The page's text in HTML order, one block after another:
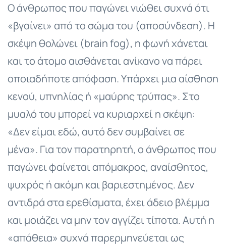
Ο άνθρωπος που παγώνει νιώθει συχνά ότι
«βγαίνει» από το σώμα του (αποσύνδεση). Η
σκέψη θολώνει (brain fog), η φωνή χάνεται
και το άτομο αισθάνεται ανίκανο να πάρει
οποιαδήποτε απόφαση. Υπάρχει μια αίσθηση
κενού, υπνηλίας ή «μαύρης τρύπας». Στο
μυαλό του μπορεί να κυριαρχεί η σκέψη:
«Δεν είμαι εδώ, αυτό δεν συμβαίνει σε
μένα». Για τον παρατηρητή, ο άνθρωπος που
παγώνει φαίνεται απόμακρος, αναίσθητος,
ψυχρός ή ακόμη και βαριεστημένος. Δεν
αντιδρά στα ερεθίσματα, έχει άδειο βλέμμα
και μοιάζει να μην τον αγγίζει τίποτα. Αυτή η
«απάθεια» συχνά παρερμηνεύεται ως